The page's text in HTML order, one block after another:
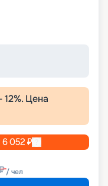
12%. Цена
6 052 ₽
/ чел